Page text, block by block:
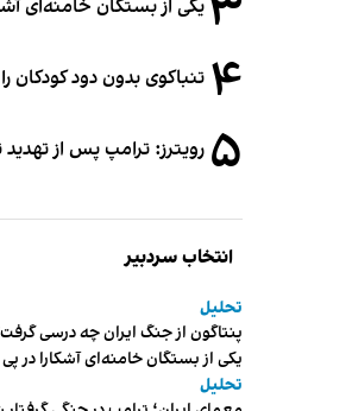
یکی از بستگان خامنه‌ای
۴ تنباکوی بدون دود کودکان
۵ رویترز: ترامپ پس از
انتخاب سردبیر
تحلیل
پنتاگون از جنگ ایران چه درسی
یکی از بستگان خامنه‌ای آشکارا
تحلیل